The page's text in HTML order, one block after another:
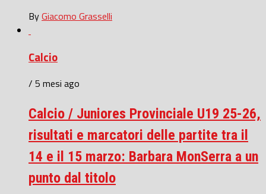
ByGiacomo Grasselli
Calcio
/ 5 mesi ago
Calcio / Juniores Provinciale U19 25-26,
risultati e marcatori delle partite tra il
14 e il 15 marzo: Barbara MonSerra a un
punto dal titolo